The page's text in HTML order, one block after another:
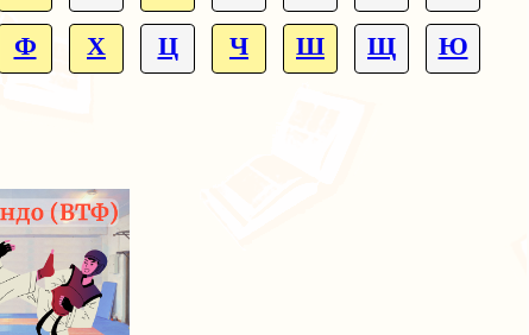
Ф Х Ц Ч Ш Щ Ю